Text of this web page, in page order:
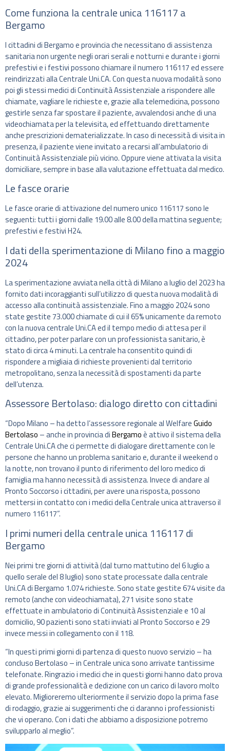
Come funziona la centrale unica 116117 a
Bergamo
I cittadini di Bergamo e provincia che necessitano di assistenza
sanitaria non urgente negli orari serali e notturni e durante i giorni
prefestivi e i festivi possono chiamare il numero 116117 ed essere
reindirizzati alla Centrale Uni.CA. Con questa nuova modalità sono
poi gli stessi medici di Continuità Assistenziale a rispondere alle
chiamate, vagliare le richieste e, grazie alla telemedicina, possono
gestirle senza far spostare il paziente, avvalendosi anche di una
videochiamata per la televisita, ed effettuando direttamente
anche prescrizioni dematerializzate. In caso di necessità di visita in
presenza, il paziente viene invitato a recarsi all’ambulatorio di
Continuità Assistenziale più vicino. Oppure viene attivata la visita
domiciliare, sempre in base alla valutazione effettuata dal medico.
Le fasce orarie
Le fasce orarie di attivazione del numero unico 116117 sono le
seguenti: tutti i giorni dalle 19.00 alle 8.00 della mattina seguente;
prefestivi e festivi H24.
I dati della sperimentazione di Milano fino a maggio
2024
La sperimentazione avviata nella città di Milano a luglio del 2023 ha
fornito dati incoraggianti sull’utilizzo di questa nuova modalità di
accesso alla continuità assistenziale. Fino a maggio 2024 sono
state gestite 73.000 chiamate di cui il 65% unicamente da remoto
con la nuova centrale Uni.CA ed il tempo medio di attesa per il
cittadino, per poter parlare con un professionista sanitario, è
stato di circa 4 minuti. La centrale ha consentito quindi di
rispondere a migliaia di richieste provenienti dal territorio
metropolitano, senza la necessità di spostamenti da parte
dell’utenza.
Assessore Bertolaso: dialogo diretto con cittadini
“Dopo Milano – ha detto l’assessore regionale al WelfareGuido
Bertolaso – anche in provincia diBergamoè attivo il sistema della
Centrale Uni.CA che ci permette di dialogare direttamente con le
persone che hanno un problema sanitario e, durante il weekend o
la notte, non trovano il punto di riferimento del loro medico di
famiglia ma hanno necessità di assistenza. Invece di andare al
Pronto Soccorso i cittadini, per avere una risposta, possono
mettersi in contatto con i medici della Centrale unica attraverso il
numero 116117”.
I primi numeri della centrale unica 116117 di
Bergamo
Nei primi tre giorni di attività (dal turno mattutino del 6 luglio a
quello serale del 8 luglio) sono state processate dalla centrale
Uni.CA di Bergamo 1.074 richieste. Sono state gestite 674 visite da
remoto (anche con videochiamata), 271 visite sono state
effettuate in ambulatorio di Continuità Assistenziale e 10 al
domicilio, 90 pazienti sono stati inviati al Pronto Soccorso e 29
invece messi in collegamento con il 118.
“In questi primi giorni di partenza di questo nuovo servizio – ha
concluso Bertolaso – in Centrale unica sono arrivate tantissime
telefonate. Ringrazio i medici che in questi giorni hanno dato prova
di grande professionalità e dedizione con un carico di lavoro molto
elevato. Miglioreremo ulteriormente il servizio dopo la prima fase
di rodaggio, grazie ai suggerimenti che ci daranno i professionisti
che vi operano. Con i dati che abbiamo a disposizione potremo
svilupparlo al meglio”.